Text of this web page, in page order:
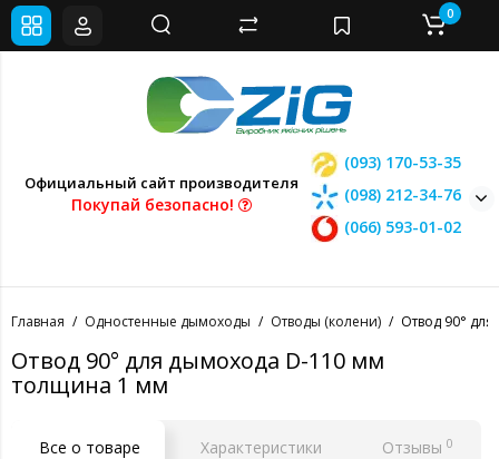
Официальный сайт производителя
Покупай безопасно!
(093) 170-53-35
(098) 212-34-76
(066) 593-01-02
0
Главная Одностенные дымоходы Отводы (колени) Отвод 90°
Отвод 90° для дымохода D-110 мм
толщина 1 мм
Все о товаре Характеристики Отзывы 0